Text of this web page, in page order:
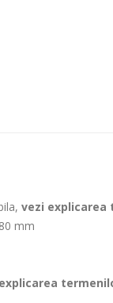
vezi explicarea
mm